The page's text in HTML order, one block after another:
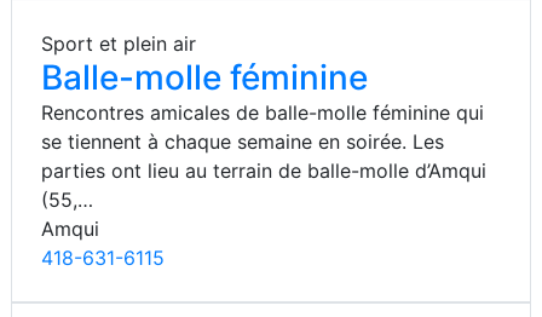
Sport et plein air
Balle-molle féminine
Rencontres amicales de balle-molle féminine qui
se tiennent à chaque semaine en soirée. Les
parties ont lieu au terrain de balle-molle d’Amqui
(55,…
Amqui
418-631-6115